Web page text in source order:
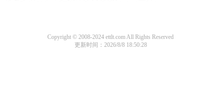
Copyright © 2008-2024 ettlt.com All Rights Reserved
更新时间：2026/8/8 18:50:28